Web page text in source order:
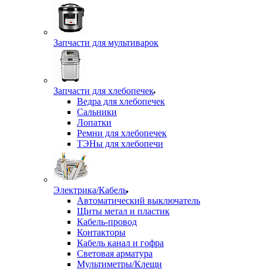
Запчасти для мультиварок
Запчасти для хлебопечек
Ведра для хлебопечек
Сальники
Лопатки
Ремни для хлебопечек
ТЭНы для хлебопечи
Электрика/Кабель
Автоматический выключатель
Щиты метал и пластик
Кабель-провод
Контакторы
Кабель канал и гофра
Световая арматура
Мультиметры/Клещи